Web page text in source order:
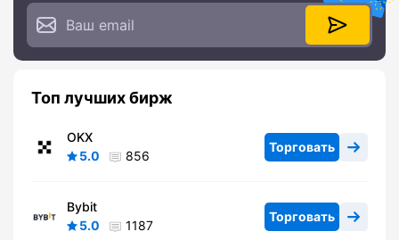
Топ лучших бирж
OKX
5.0
856
Торговать
Bybit
5.0
1187
Торговать